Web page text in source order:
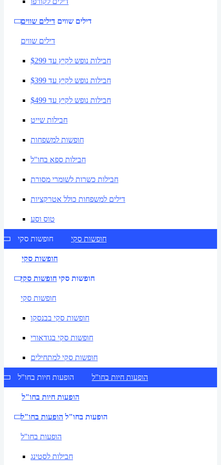
דילים שווים דילים שווים
דילים שווים
חבילות נופש לקיץ עד $299
חבילות נופש לקיץ עד $399
חבילות נופש לקיץ עד $499
חבילות שייט
חופשות למשפחות
חבילות ספא בחו"ל
חבילות כשרות לשומרי מסורת
דילים למשפחות כולל אטרקציות
טוס וסע
חופשות סקי חופשות סקי
חופשות סקי
חופשות סקי חופשות סקי
חופשות סקי
חופשות סקי בבנסקו
חופשות סקי בגודאורי
חופשות סקי למתחילים
הופעות חיות בחו"ל הופעות חיות בחו"ל
הופעות חיות בחו"ל
הופעות בחו"ל הופעות בחו"ל
הופעות בחו"ל
חבילות לסטינג